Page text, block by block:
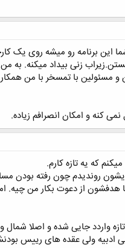
زنی بیداد میکنه.
مسئولین با تمسخر با من
کنه و امکان انصرافم زیاده.
که یه تازه کارم.
ایشون روندیدم چون رفته بودن
از دعوت بکار من چیه.
واردد جایی شده و اصلا شمال
ولی عقده های رییس